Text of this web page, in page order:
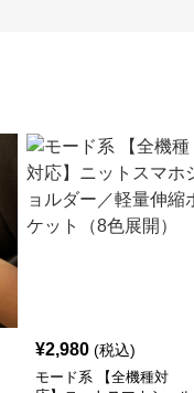
¥2,980 (税込)
モード系 【全機種対